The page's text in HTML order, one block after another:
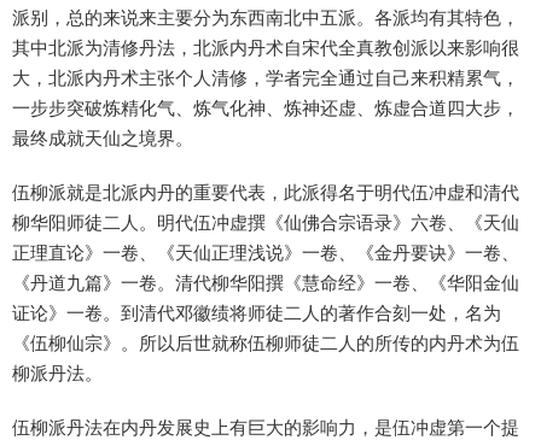
派别，总的来说来主要分为东西南北中五派。各派均有其特色，
其中北派为清修丹法，北派内丹术自宋代全真教创派以来影响很
大，北派内丹术主张个人清修，学者完全通过自己来积精累气，
一步步突破炼精化气、炼气化神、炼神还虚、炼虚合道四大步，
最终成就天仙之境界。
伍柳派就是北派内丹的重要代表，此派得名于明代伍冲虚和清代
柳华阳师徒二人。明代伍冲虚撰《仙佛合宗语录》六卷、《天仙
正理直论》一卷、《天仙正理浅说》一卷、《金丹要诀》一卷、
《丹道九篇》一卷。清代柳华阳撰《慧命经》一卷、《华阳金仙
证论》一卷。到清代邓徽绩将师徒二人的著作合刻一处，名为
《伍柳仙宗》。所以后世就称伍柳师徒二人的所传的内丹术为伍
柳派丹法。
伍柳派丹法在内丹发展史上有巨大的影响力，是伍冲虚第一个提